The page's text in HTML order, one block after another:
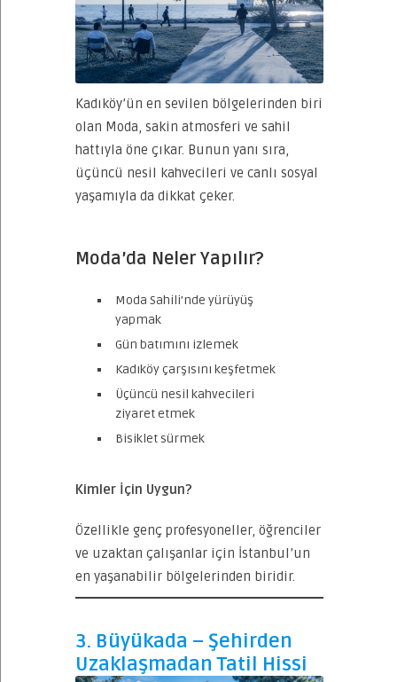
Kadıköy’ün en sevilen bölgelerinden biri
olan Moda, sakin atmosferi ve sahil
hattıyla öne çıkar. Bunun yanı sıra,
üçüncü nesil kahvecileri ve canlı sosyal
yaşamıyla da dikkat çeker.
Moda’da Neler Yapılır?
Moda Sahili’nde yürüyüş
yapmak
Gün batımını izlemek
Kadıköy çarşısını keşfetmek
Üçüncü nesil kahvecileri
ziyaret etmek
Bisiklet sürmek
Kimler İçin Uygun?
Özellikle genç profesyoneller, öğrenciler
ve uzaktan çalışanlar için İstanbul’un
en yaşanabilir bölgelerinden biridir.
3. Büyükada – Şehirden
Uzaklaşmadan Tatil Hissi